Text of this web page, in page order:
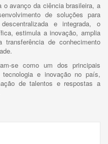
o avanço da ciência brasileira, a
de soluções para
e integrada, o
estimula a inovação, amplia
de conhecimento
se como um dos principais
e inovação no país,
de talentos e respostas a